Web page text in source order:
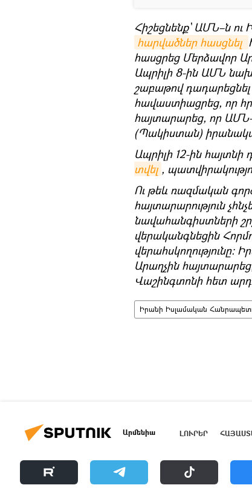
Հիշեցնենք` ԱՄՆ–ն ու
հարվածներ հասցնել
հասցրեց Մերձավոր
Ապրիլի 8-ին ԱՄՆ
շաբաթով դադարեցնել
հավաստիացրեց, որ
հայտարարեց, որ ԱՄՆ-
(Պակիստան)
Ապրիլի 12-ին հայտնի
տվել ,
Ու թեև ռազմական
հայտարարություն
նավահանգիստների
վերականգնեցին
Արաղչին
Վաշինգտոնի հետ
Իրանի Իսլամական
Արմենիա ԼՈՒՐԵՐ